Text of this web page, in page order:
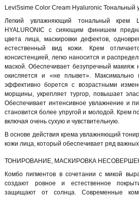
LeviSsime Color Cream Hyaluronic
Легкий увлажняющий тональный крем
HYALURONIC с сияющим финишем
цвета лица, маскировки дефектов,
естественный вид кожи. Крем
консистенцией, легко наносится и
маской. Обеспечивает безупречный макияж
окисляется и «не плывет». Максимально
эффективно борется с возрастными
морщины, укрепляет тургор, повышает
Обеспечивает интенсивное увлажнение и
становится более упругой и молодой. Крем
включая очень сухую и чувствительную.
В основе действия крема увлажняющий
кожи лица, который обеспечивает ряд
ТОНИРОВАНИЕ, МАСКИРОВКА
Комбо пигментов в сочетании с микой
создают ровное и естественное
защищают от солнца. Современные